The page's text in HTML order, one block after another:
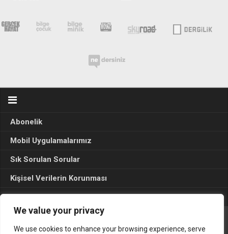
We value your privacy
We use cookies to enhance your browsing experience, serve
Abonelik
Mobil Uygulamalarımız
Sık Sorulan Sorular
Kişisel Verilerin Korunması
Seçim Sonuçları 2024